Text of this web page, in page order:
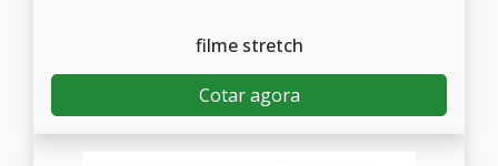
filme stretch
Cotar agora